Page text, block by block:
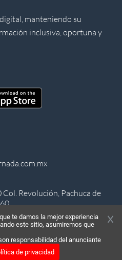
manteniendo su
inclusiva, oportuna y
Revolución, Pachuca de
derechos reservados
te damos la mejor experiencia
este sitio, asumiremos que
responsabilidad del anunciante
de privacidad